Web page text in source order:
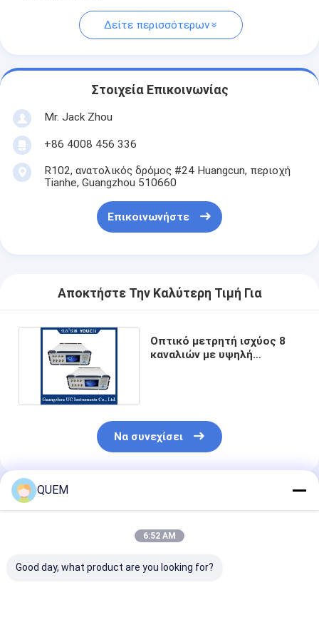
Δείτε περισσότερων
Στοιχεία Επικοινωνίας
Mr. Jack Zhou
+86 4008 456 336
R102, ανατολικός δρόμος #24 Huangcun, περιοχή
Tianhe, Guangzhou 510660
Επικοινωνήστε
Αποκτήστε Την Καλύτερη Τιμή Για
Οπτικό μετρητή ισχύος 8
καναλιών με υψηλή
Να συνεχίσει
Συνιστώμενα Προϊόντα
QUEM
6:52 AM
Good day, what product are you looking for?